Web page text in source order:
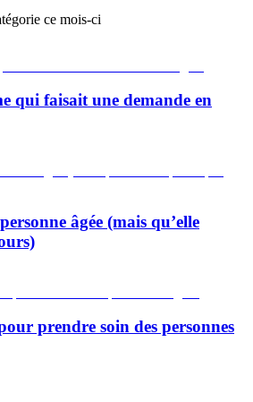
ce mois-ci
qui faisait une demande en
âgée (mais qu’elle
prendre soin des personnes